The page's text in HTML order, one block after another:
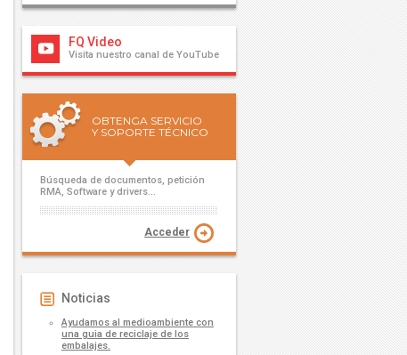
FQ Video
Visita nuestro canal de YouTube
OBTENGA SERVICIO
Y SOPORTE TÉCNICO
Búsqueda de documentos, petición
RMA, Software y drivers...
Acceder
Noticias
Ayudamos al medioambiente con
una guia de reciclaje de los
embalajes.